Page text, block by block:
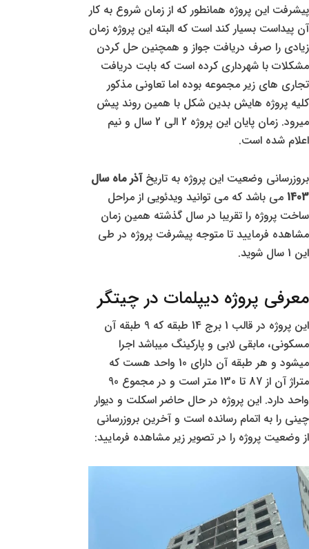
پیشرفت این پروژه همانطور که از زمان شروع به کار
آن پیداست بسیار کند است که البته این پروژه زمان
زیادی را صرف دریافت جواز و همچنین حل کردن
مشکلات با شهرداری کرده است که بابت دریافت
تجاری های زیر مجموعه بوده اما تعاونی مذکور
کلیه پروژه هایش بدین شکل با همین روند پیش
میرود. زمان پایان این پروژه 2 الی 2 سال و نیم
اعلام شده است.
بروزرسانی وضعیت این پروژه به تاریخآذر ماه سال
1403 می باشد که می توانید ویدئویی از مراحل
ساخت پروژه را تقریبا در سال گذشته همین زمان
مشاهده فرمایید تا متوجه پیشرفت پروژه در طی
این 1 سال شوید.
معرفی پروژه دیپلمات در چیتگر
این پروژه در قالب 1 برج 14 طبقه که 9 طبقه آن
مسکونی، مابقی لابی و پارکینگ میباشد اجرا
میشود و هر طبقه آن دارای 10 واحد هست که
متراژ آن از 87 تا 130 متر است و در مجموع 90
واحد دارد. این پروژه در حال حاضر اسکلت و دیوار
چینی را به اتمام رسانده است و آخرین بروزرسانی
از وضعیت پروژه را در تصویر زیر مشاهده فرمایید: